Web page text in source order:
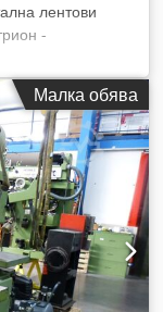
лентови
-
трион USF-5R -
- Ширина
макс. 400
мм - Скорост
Dcodpfxolf
виж
625 кг
Малка обява